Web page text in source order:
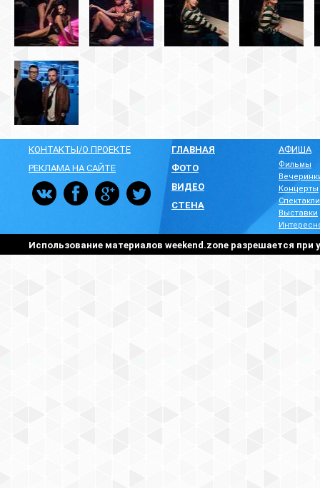
КОНТАКТЫ/О ПРОЕКТЕ
РЕКЛАМА НА САЙТЕ
ГЛАВНАЯ
ФОТО
ВИДЕО
СТЕНА
АФИША
Фильмы
Концерты
Спектакли
Выставки
Использование материалов weekend.zone разрешается